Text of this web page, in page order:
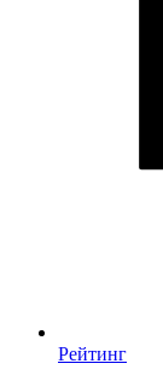
Рейтинг